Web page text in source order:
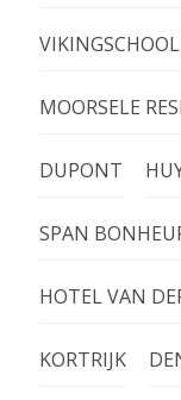
MOORSELE
DUPONT
SPAN
HOTEL VAN
KORTRIJK